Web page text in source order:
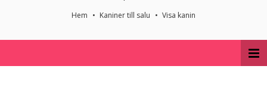
Hem Kaniner till salu Visa kanin